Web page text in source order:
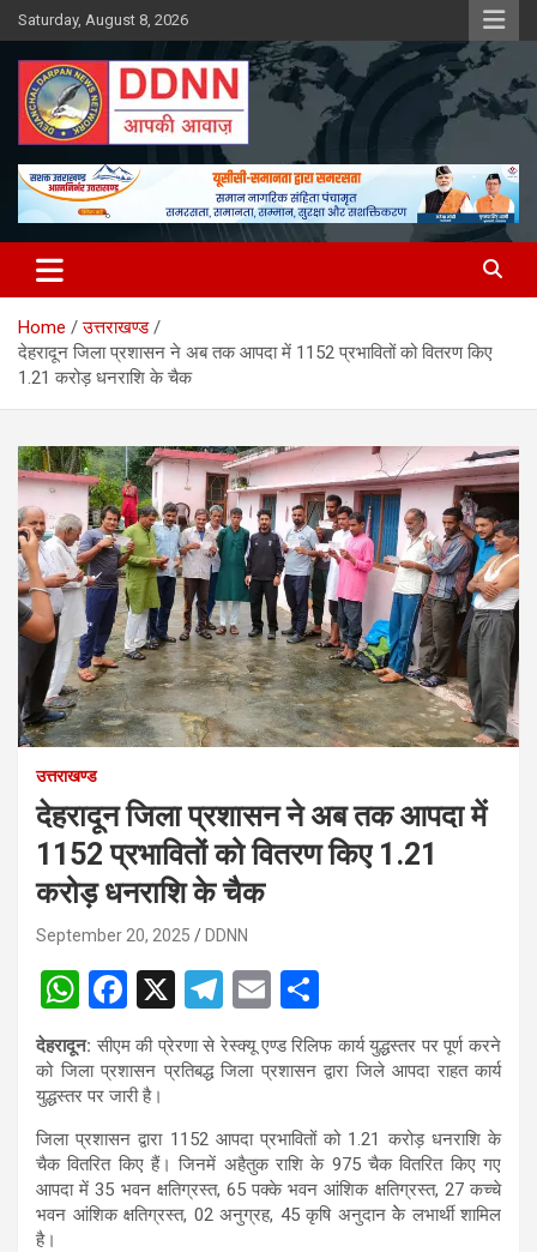
Skip
to
content
Saturday, August 8, 2026
DDNN
Home
उत्तराखण्ड
देहरादून जिला प्रशासन ने अब तक आपदा में 1152 प्रभावितों को वितरण किए
1.21 करोड़ धनराशि के चैक
उत्तराखण्ड
देहरादून जिला प्रशासन ने अब तक आपदा में
1152 प्रभावितों को वितरण किए 1.21
करोड़ धनराशि के चैक
September 20, 2025 DDNN
W
h
at
s
A
p
p
F
a
ce
b
o
o
k
X
T
el
e
a
m
E
m
ail
h
ar
देहरादून: सीएम की प्रेरणा से रेस्क्यू एण्ड रिलिफ कार्य युद्धस्तर पर पूर्ण करने
को जिला प्रशासन प्रतिबद्ध जिला प्रशासन द्वारा जिले आपदा राहत कार्य
युद्धस्तर पर जारी है।
जिला प्रशासन द्वारा 1152 आपदा प्रभावितों को 1.21 करोड़ धनराशि के
चैक वितरित किए हैं। जिनमें अहैतुक राशि के 975 चैक वितरित किए गए
आपदा में 35 भवन क्षतिग्रस्त, 65 पक्के भवन आंशिक क्षतिग्रस्त, 27 कच्चे
भवन आंशिक क्षतिग्रस्त, 02 अनुग्रह, 45 कृषि अनुदान केे लभार्थी शामिल
है।